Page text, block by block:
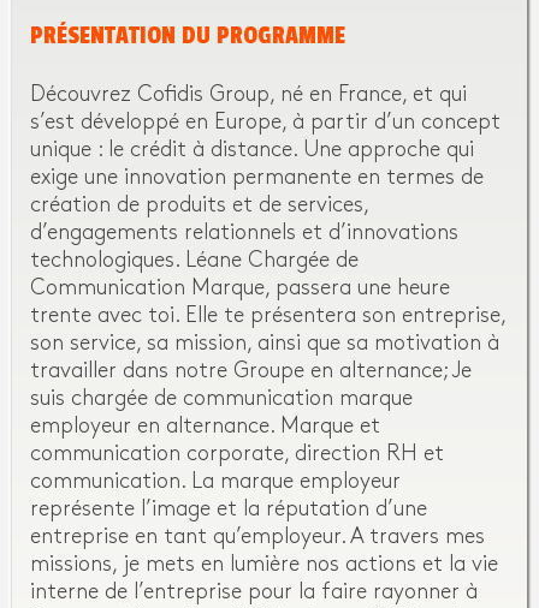
PRÉSENTATION DU PROGRAMME
Découvrez Cofidis Group, né en France, et qui
s’est développé en Europe, à partir d’un concept
unique : le crédit à distance. Une approche qui
exige une innovation permanente en termes de
création de produits et de services,
d’engagements relationnels et d’innovations
technologiques. Léane Chargée de
Communication Marque, passera une heure
trente avec toi. Elle te présentera son entreprise,
son service, sa mission, ainsi que sa motivation à
travailler dans notre Groupe en alternance; Je
suis chargée de communication marque
employeur en alternance. Marque et
communication corporate, direction RH et
communication. La marque employeur
représente l’image et la réputation d’une
entreprise en tant qu’employeur. A travers mes
missions, je mets en lumière nos actions et la vie
interne de l’entreprise pour la faire rayonner à